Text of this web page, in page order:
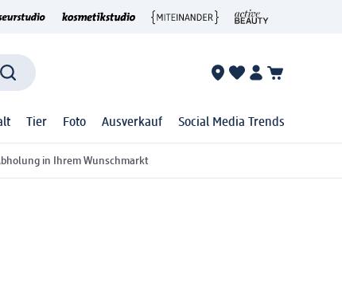
Tier Foto Ausverkauf Social Media Trends
in Ihrem Wunschmarkt